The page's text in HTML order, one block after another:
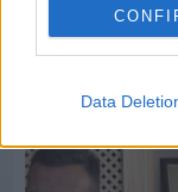
Data
Εργασίες
Βαρβασίου